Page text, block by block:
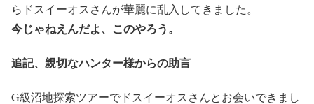
らドスイーオスさんが華麗に乱入してきました。
今じゃねえんだよ、このやろう。
追記、親切なハンター様からの助言
G級沼地探索ツアーでドスイーオスさんとお会いできまし